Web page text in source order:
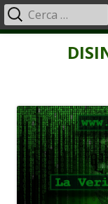
Menu
principale